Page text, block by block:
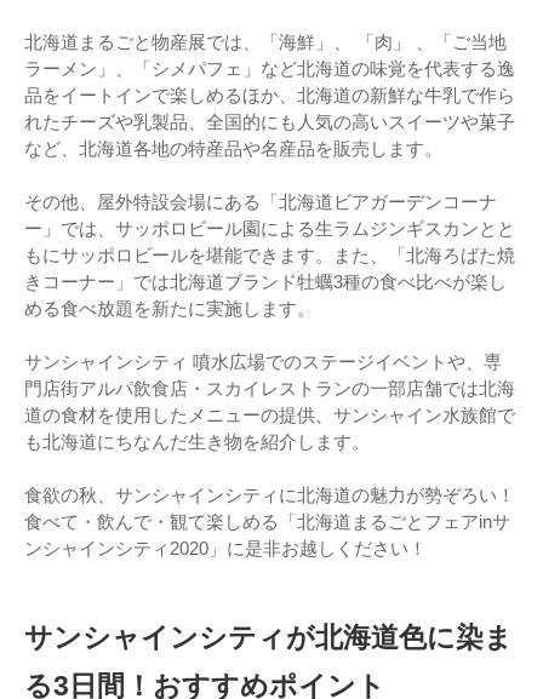
北海道まるごと物産展では、「海鮮」、 「肉」 、「ご当地
ラーメン」、「シメパフェ」など北海道の味覚を代表する逸
品をイートインで楽しめるほか、北海道の新鮮な牛乳で作ら
れたチーズや乳製品、全国的にも人気の高いスイーツや菓子
など、北海道各地の特産品や名産品を販売します。
その他、屋外特設会場にある「北海道ビアガーデンコーナ
ー」では、サッポロビール園による生ラムジンギスカンとと
もにサッポロビールを堪能できます。また、「北海ろばた焼
きコーナー」では北海道ブランド牡蠣3種の食べ比べが楽し
める食べ放題を新たに実施します。
サンシャインシティ 噴水広場でのステージイベントや、専
門店街アルパ飲食店・スカイレストランの一部店舗では北海
道の食材を使用したメニューの提供、サンシャイン水族館で
も北海道にちなんだ生き物を紹介します。
食欲の秋、サンシャインシティに北海道の魅力が勢ぞろい！
食べて・飲んで・観て楽しめる「北海道まるごとフェアinサ
ンシャインシティ2020」に是非お越しください！
​サンシャインシティが北海道色に染ま
る3日間！おすすめポイント